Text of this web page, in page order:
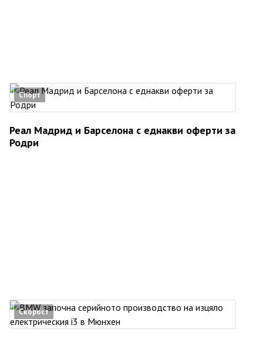
Спорт
Реал Мадрид и Барселона с еднакви оферти за
Родри
Скорост